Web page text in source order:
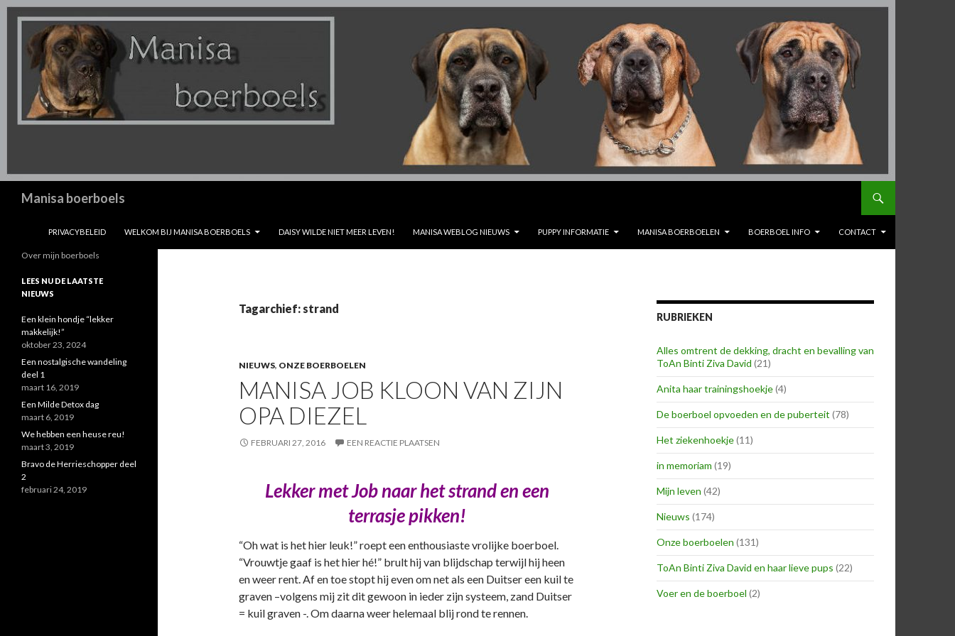
Manisa boerboels
PRIVACYBELEID
WELKOM BIJ MANISA BOERBOELS DAISY WILDE NIET MEER LEVEN! MANISA WEBLOG NIEUWS PUPPY INFORMATIE MANISA BOERBOELEN BOERBOEL INFO CONTACT
Tagarchief: strand
NIEUWS, ONZE BOERBOELEN
MANISA JOB KLOON VAN ZIJN
OPA DIEZEL
FEBRUARI 27, 2016 EEN REACTIE PLAATSEN
Lekker met Job naar het strand en een
terrasje pikken!
“Oh wat is het hier leuk!” roept een enthousiaste vrolijke boerboel.
“Vrouwtje gaaf is het hier hé!” brult hij van blijdschap terwijl hij heen
en weer rent. Af en toe stopt hij even om net als een Duitser een kuil te
graven –volgens mij zit dit gewoon in ieder zijn systeem, zand Duitser
= kuil graven -. Om daarna weer helemaal blij rond te rennen.
RUBRIEKEN
Alles omtrent de dekking, dracht en bevalling van
ToAn Binti Ziva David (21)
Anita haar trainingshoekje(4)
De boerboel opvoeden en de puberteit (78)
Het ziekenhoekje(11)
in memoriam (19)
Mijn leven (42)
Nieuws (174)
Onze boerboelen (131)
ToAn Binti Ziva David en haar lieve pups (22)
Voer en de boerboel (2)
Over mijn boerboels
LEES NU DE LAATSTE
NIEUWS
Een klein hondje “lekker
makkelijk!”
oktober 23, 2024
Een nostalgische wandeling
deel 1
maart 16, 2019
Een Milde Detox dag
maart 6, 2019
We hebben een heuse reu!
maart 3, 2019
Bravo de Herrieschopper deel
2
februari 24, 2019